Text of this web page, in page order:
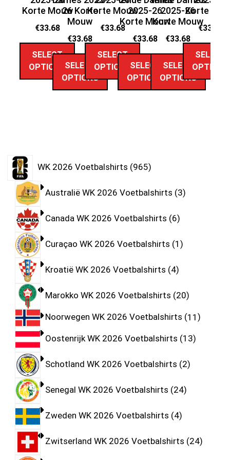
Korte Mouw
€33.68
SELECT
OPTIONS
26 Korte
Mouw
€33.68
SELECT
OPTIONS
Korte Mouw
€33.68
SELECT
OPTIONS
2025-26
Korte Mouw
€33.68
SELECT
OPTIONS
2025-26
Korte Mouw
€33.68
SELECT
OPTIONS
Korte
€33.68
SELECT
OPTIONS
WK 2026 Voetbalshirts 965
Australië WK 2026 Voetbalshirts 3
Canada WK 2026 Voetbalshirts 6
Curaçao WK 2026 Voetbalshirts 1
Kroatië WK 2026 Voetbalshirts 4
Marokko WK 2026 Voetbalshirts 20
Noorwegen WK 2026 Voetbalshirts 11
Oostenrijk WK 2026 Voetbalshirts 13
Schotland WK 2026 Voetbalshirts 2
Senegal WK 2026 Voetbalshirts 24
Zweden WK 2026 Voetbalshirts 4
Zwitserland WK 2026 Voetbalshirts 24